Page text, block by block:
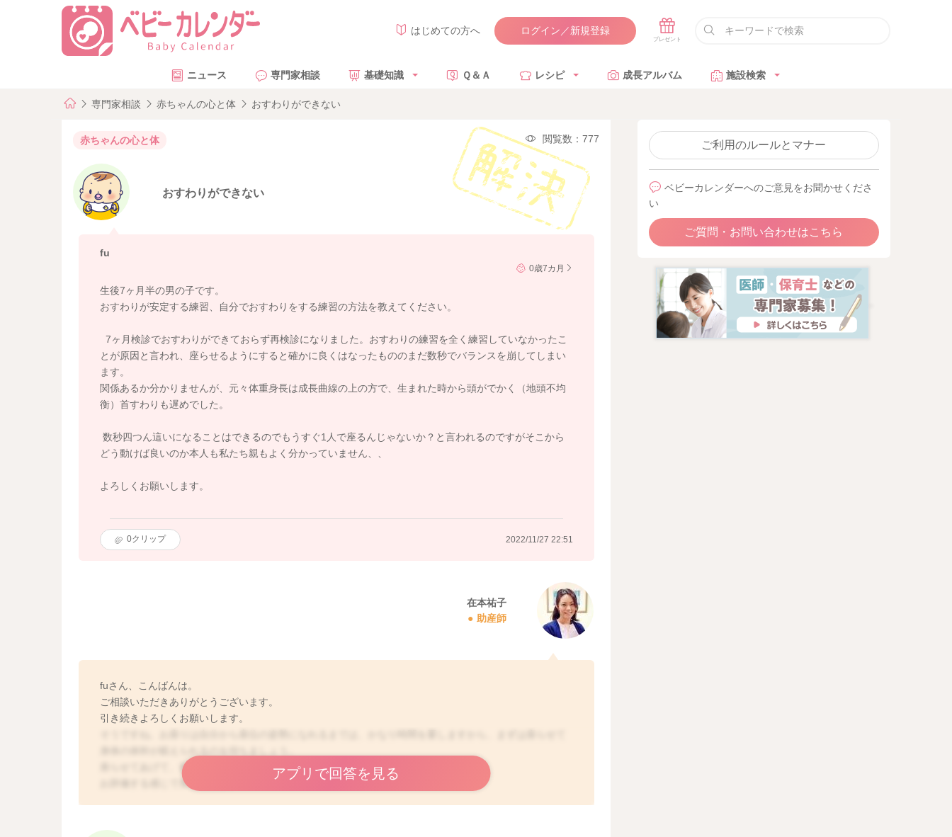
はじめての方へ ログイン／新規登録
ニュース 専門家相談 基礎知識 Ｑ＆Ａ レシピ 成長アルバム 施設検索
専門家相談 赤ちゃんの心と体 おすわりができない
赤ちゃんの心と体 閲覧数：777
おすわりができない
fu
0歳7カ月
生後7ヶ月半の男の子です。
おすわりが安定する練習、自分でおすわりをする練習の方法を教えてください。
7ヶ月検診でおすわりができておらず再検診になりました。おすわりの練習を全く練習していなかったこ
とが原因と言われ、座らせるようにすると確かに良くはなったもののまだ数秒でバランスを崩してしまい
ます。
関係あるか分かりませんが、元々体重身長は成長曲線の上の方で、生まれた時から頭がでかく（地頭不均
衡）首すわりも遅めでした。
数秒四つん這いになることはできるのでもうすぐ1人で座るんじゃないか？と言われるのですがそこから
どう動けば良いのか本人も私たち親もよく分かっていません、、
よろしくお願いします。
0クリップ 2022/11/27 22:51
在本祐子
助産師
fuさん、こんばんは。
ご相談いただきありがとうございます。
引き続きよろしくお願いします。
座らせてあげて、前に手をつく様な感じの姿勢です。
お辞儀する感じで良いですよ。
アプリで回答を見る
ご利用のルールとマナー
ベビーカレンダーへのご意見をお聞かせくださ
い
ご質問・お問い合わせはこちら